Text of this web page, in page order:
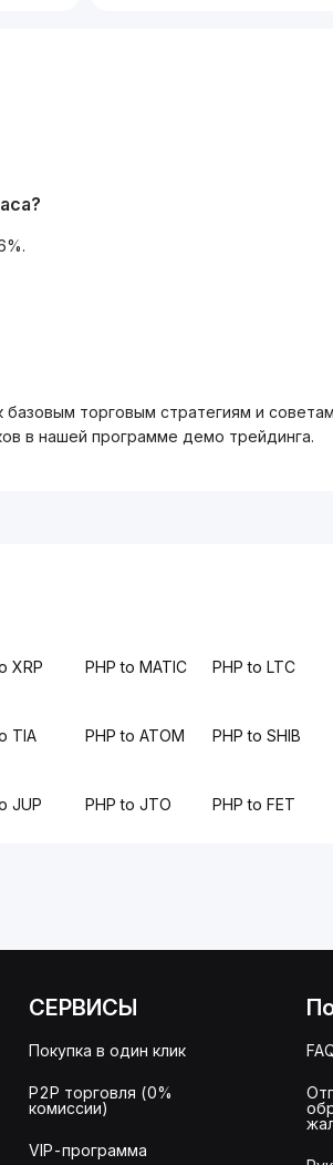
торговым стратегиям и
в нашей программе демо трейдинга.
XRP PHP to MATIC PHP to LTC
TIA PHP to ATOM PHP to SHIB
JUP PHP to JTO PHP to FET
СЕРВИСЫ
Покупка в один клик
P2P торговля (0%
комиссии)
VIP-программа